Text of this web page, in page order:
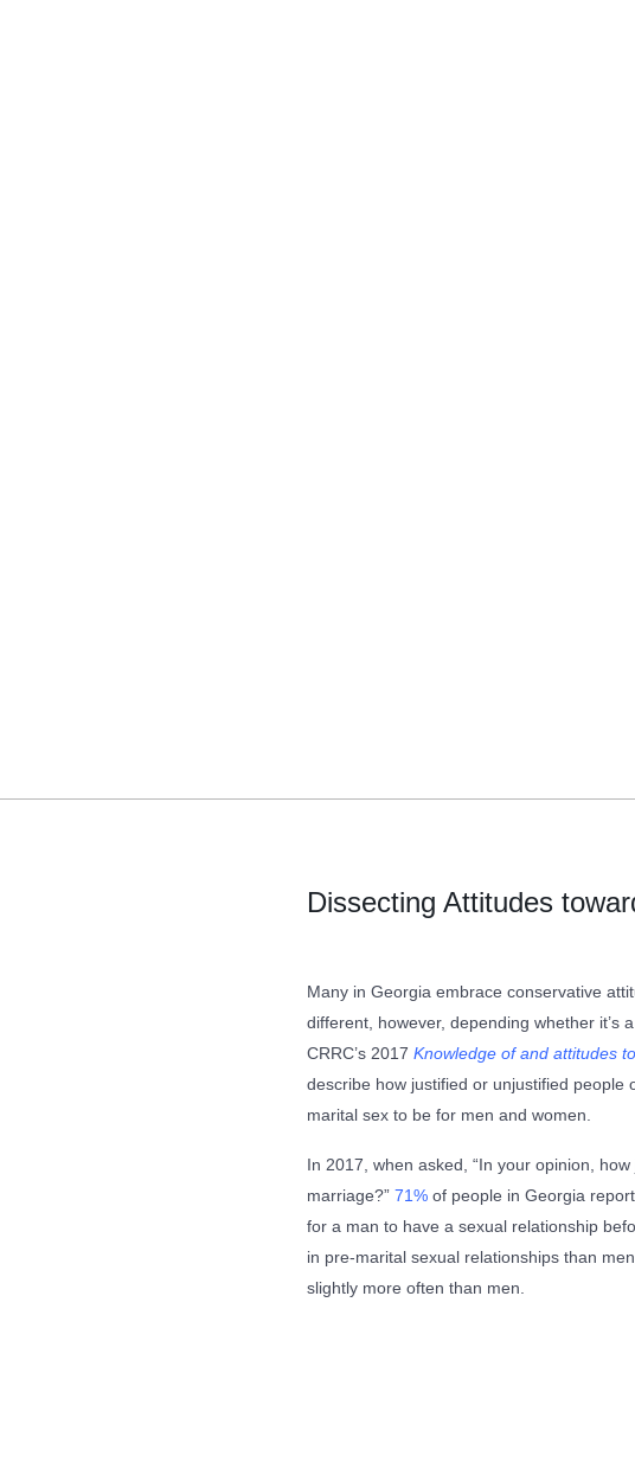
Dissecting Attitudes
Many in Georgia embrace conservative
different, however, depending whether it’s
CRRC’s 2017 Knowledge of and attitudes
describe how justified or unjustified
marital sex to be for men and women.
In 2017, when asked, “In your opinion,
marriage?” 71% of people in Georgia
for a man to have a sexual relationship
in pre-marital sexual relationships than
slightly more often than men.